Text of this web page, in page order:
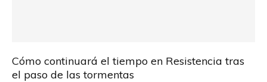
Cómo continuará el tiempo en Resistencia tras
el paso de las tormentas